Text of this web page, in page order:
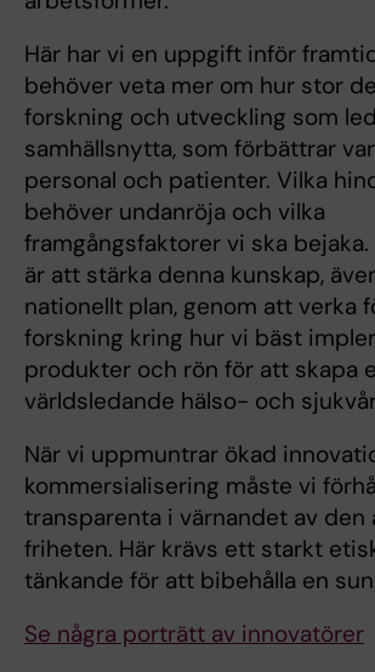
Här har vi en uppgift inför
behöver veta mer om hur stor
forskning och utveckling som
samhällsnytta, som förbättrar
personal och patienter. Vilka
behöver undanröja och vilka
framgångsfaktorer vi ska
är att stärka denna kunskap,
nationellt plan, genom att verka
forskning kring hur vi bäst
produkter och rön för att skapa
världsledande hälso- och
När vi uppmuntrar ökad
kommersialisering måste vi
transparenta i värnandet av den
friheten. Här krävs ett starkt
tänkande för att bibehålla en
Se några porträtt av innovatörer